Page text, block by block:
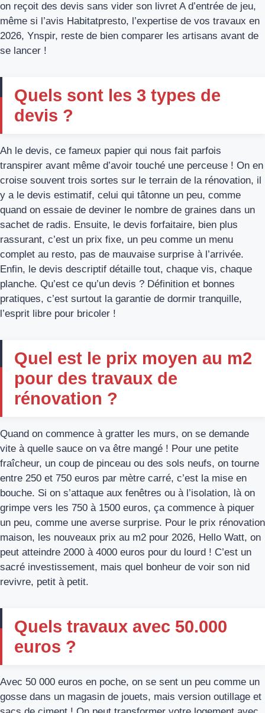
on reçoit des devis sans vider son livret A d’entrée de jeu,
même si l’avis Habitatpresto, l’expertise de vos travaux en
2026, Ynspir, reste de bien comparer les artisans avant de
se lancer !
Quels sont les 3 types de
devis ?
Ah le devis, ce fameux papier qui nous fait parfois
transpirer avant même d’avoir touché une perceuse ! On en
croise souvent trois sortes sur le terrain de la rénovation, il
y a le devis estimatif, celui qui tâtonne un peu, comme
quand on essaie de deviner le nombre de graines dans un
sachet de radis. Ensuite, le devis forfaitaire, bien plus
rassurant, c’est un prix fixe, un peu comme un menu
complet au resto, pas de mauvaise surprise à l’arrivée.
Enfin, le devis descriptif détaille tout, chaque vis, chaque
planche. Qu’est ce qu’un devis ? Définition et bonnes
pratiques, c’est surtout la garantie de dormir tranquille,
l’esprit libre pour bricoler !
Quel est le prix moyen au m2
pour des travaux de
rénovation ?
Quand on commence à gratter les murs, on se demande
vite à quelle sauce on va être mangé ! Pour une petite
fraîcheur, un coup de pinceau ou des sols neufs, on tourne
entre 250 et 750 euros par mètre carré, c’est la mise en
bouche. Si on s’attaque aux fenêtres ou à l’isolation, là on
grimpe vers les 750 à 1500 euros, ça commence à piquer
un peu, comme une averse surprise. Pour le prix rénovation
maison, les nouveaux prix au m2 pour 2026, Hello Watt, on
peut atteindre 2000 à 4000 euros pour du lourd ! C’est un
sacré investissement, mais quel bonheur de voir son nid
revivre, petit à petit.
Quels travaux avec 50.000
euros ?
Avec 50 000 euros en poche, on se sent un peu comme un
gosse dans un magasin de jouets, mais version outillage et